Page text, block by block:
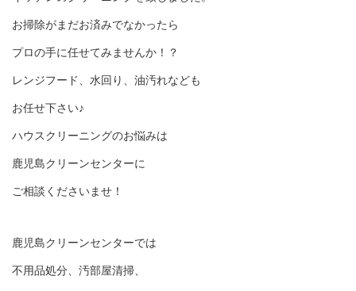
お掃除がまだお済みでなかったら
プロの手に任せてみませんか！？
レンジフード、水回り、油汚れなども
お任せ下さい♪
ハウスクリーニングのお悩みは
鹿児島クリーンセンターに
ご相談くださいませ！
鹿児島クリーンセンターでは
不用品処分、汚部屋清掃、